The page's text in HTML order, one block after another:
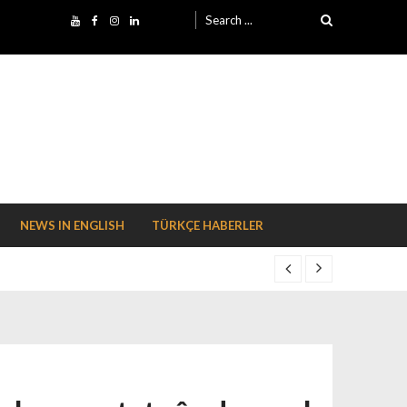
Search for:
NEWS IN ENGLISH TÜRKÇE HABERLER